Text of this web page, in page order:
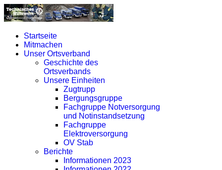
Startseite
Mitmachen
Unser Ortsverband
Geschichte des
Ortsverbands
Unsere Einheiten
Zugtrupp
Bergungsgruppe
Fachgruppe Notversorgung
und Notinstandsetzung
Fachgruppe
Elektroversorgung
OV Stab
Berichte
Informationen 2023